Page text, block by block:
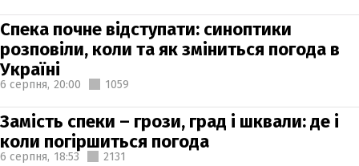
Спека почне відступати: синоптики
розповіли, коли та як зміниться погода в
Україні
6 серпня, 20:00 1059
Замість спеки – грози, град і шквали: де і
коли погіршиться погода
6 серпня, 18:53 2131